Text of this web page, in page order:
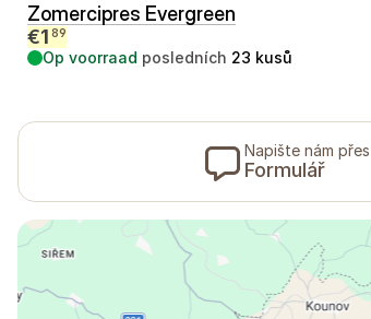
Zomercipres Evergreen
€1 89
Op voorraad posledních 23 kusů
Napište nám přes
Formulář